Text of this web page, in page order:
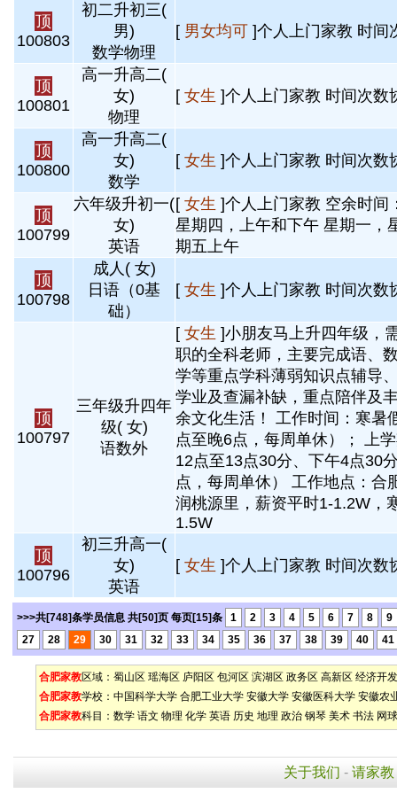
顶
100803
初二升初三(
男)
数学物理
[ 男女均可 ]个人上门家教 时间
顶
100801
高一升高二(
女)
物理
[ 女生 ]个人上门家教 时间次数
顶
100800
高一升高二(
女)
数学
[ 女生 ]个人上门家教 时间次数
顶
100799
六年级升初一(
女)
英语
[ 女生 ]个人上门家教 空余时间
星期四，上午和下午 星期一，
期五上午
顶
100798
成人( 女)
日语（0基
础）
[ 女生 ]个人上门家教 时间次数
顶
100797
三年级升四年
级( 女)
语数外
[ 女生 ]小朋友马上升四年级，
职的全科老师，主要完成语、
学等重点学科薄弱知识点辅导
学业及查漏补缺，重点陪伴及
余文化生活！ 工作时间：寒暑
点至晚6点，每周单休）； 上
12点至13点30分、下午4点30
点，每周单休） 工作地点：合
润桃源里，薪资平时1-1.2W，
1.5W
顶
100796
初三升高一(
女)
英语
[ 女生 ]个人上门家教 时间次数
>>>共[748]条学员信息 共[50]页 每页[15]条 1 2 3 4 5 6 7 8
9
27
28 29 30 31 32 33 34 35 36 37 38 39 40 41
合肥家教区域： 蜀山区 瑶海区 庐阳区 包河区 滨湖区 政务区 高新区 经济开
合肥家教学校： 中国科学大学 合肥工业大学 安徽大学 安徽医科大学 安徽农
合肥家教科目： 数学 语文 物理 化学 英语 历史 地理 政治 钢琴 美术 书法 网球
关于我们 - 请家教